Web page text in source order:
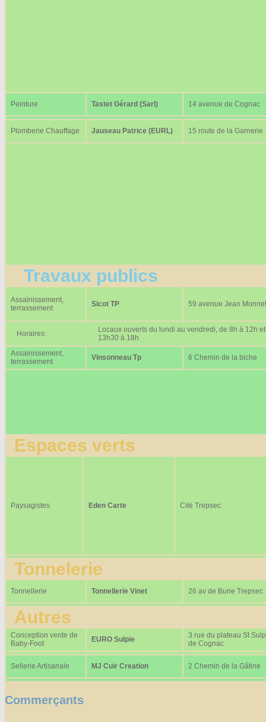
Peinture Tastet Gérard (Sarl) 14 avenue de Cognac
Plomberie Chauffage Jauseau Patrice (EURL) 15 route de la Garnerie
Travaux publics
Assainissement,
terrassement
Sicot TP 59 avenue Jean Monnet
Horaires:
Locaux ouverts du lundi au vendredi, de 8h à 12h
13h30 à 18h
Assainissement,
terrassement
Vinsonneau Tp 6 Chemin de la biche
Espaces verts
Paysagistes Eden Carte Cité Trepsec
Tonnelerie
Tonnellerie Tonnellerie Vinet 26 av de Burie Trepsec
Autres
Conception vente de
Baby-Foot
EURO Sulpie
3 rue du plateau St
de Cognac
Sellerie Artisanale MJ Cuir Creation 2 Chemin de la Gâtine
Commerçants